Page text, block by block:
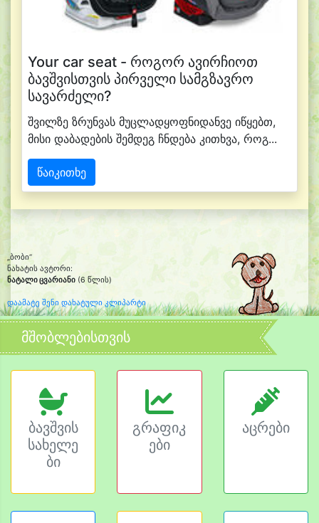
Your car seat - როგორ ავირჩიოთ
ბავშვისთვის პირველი სამგზავრო
სავარძელი?
შვილზე ზრუნვას მუცლადყოფნიდანვე იწყებთ,
მისი დაბადების შემდეგ ჩნდება კითხვა, როგ...
წაიკითხე
„ბობი“
ნახატის ავტორი:
ნატალი ცვარიანი (6 წლის)
დაამატე შენი დახატული კლიპარტი
მშობლებისთვის
ბავშვის
სახელე
ბი
გრაფიკ
ები
აცრები